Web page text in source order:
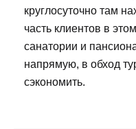
круглосуточно там
часть клиентов в
санатории и
напрямую, в обход
сэкономить.